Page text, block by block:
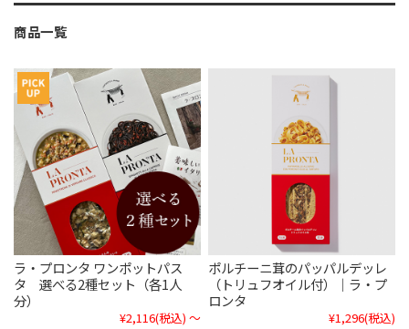
商品一覧
ラ・プロンタ ワンポットパス
タ 選べる2種セット（各1人
分）
¥2,116(税込) ～
ポルチーニ茸のパッパルデッレ
（トリュフオイル付）｜ラ・プ
ロンタ
¥1,296(税込)